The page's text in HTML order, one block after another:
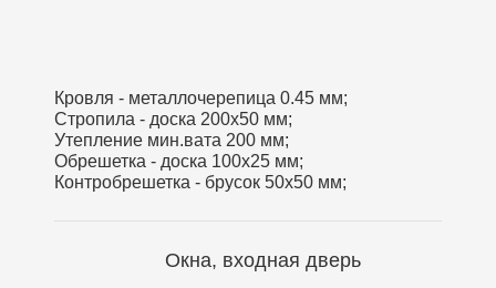
Кровля - металлочерепица 0.45 мм;
Стропила - доска 200х50 мм;
Утепление мин.вата 200 мм;
Обрешетка - доска 100х25 мм;
Контробрешетка - брусок 50х50 мм;
Окна, входная дверь